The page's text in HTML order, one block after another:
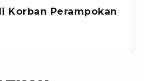
Korban Perampokan